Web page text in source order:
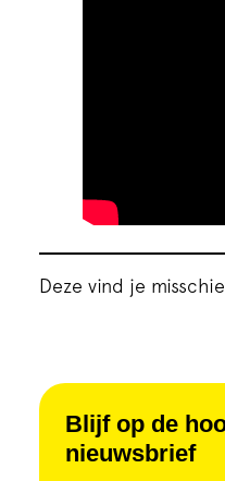
Blijf op de
nieuwsbrief
Deze vind je